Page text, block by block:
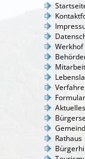
Aktuelles
Rathaus